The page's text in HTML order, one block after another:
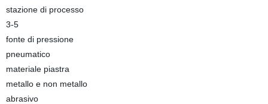
stazione di processo
3-5
fonte di pressione
pneumatico
materiale piastra
metallo e non metallo
abrasivo